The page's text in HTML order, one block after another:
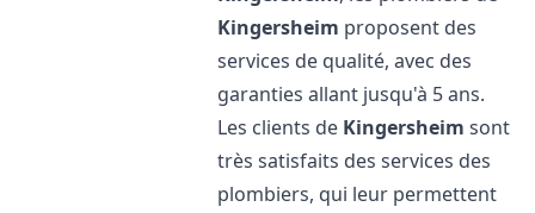
Kingersheim proposent des
services de qualité, avec des
garanties allant jusqu'à 5 ans.
Les clients de Kingersheim sont
très satisfaits des services des
plombiers, qui leur permettent